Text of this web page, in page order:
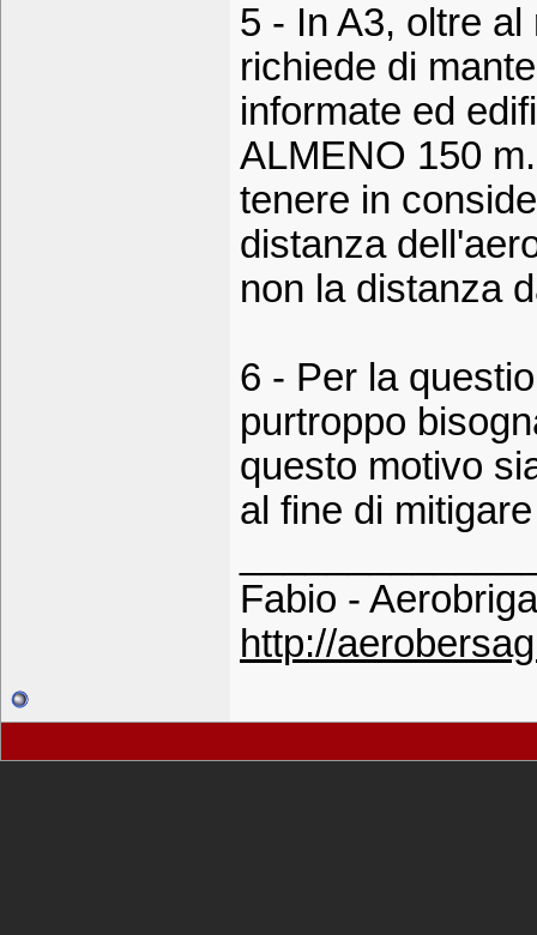
5 - In A3, oltre
richiede di
informate ed
ALMENO 150
tenere in
distanza
non la distanza
6 - Per la
purtroppo
questo motivo
al fine di
Fabio -
http://